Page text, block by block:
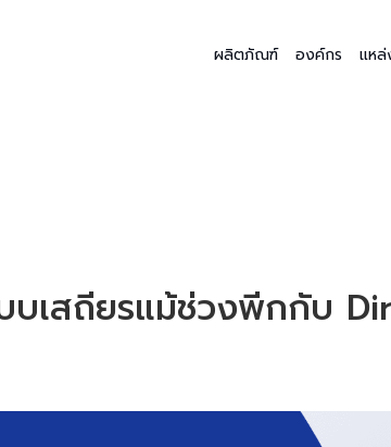
ผลิตภัณฑ์ องค์กร แห
บบเสถียรแม้ช่วงพีกกับ